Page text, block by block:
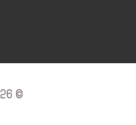
© 2026 BrandsTn. جميع الحقوق محفوظة © 2021